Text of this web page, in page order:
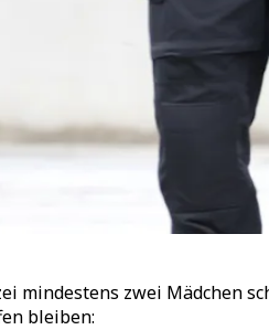
mindestens zwei Mädchen
bleiben: